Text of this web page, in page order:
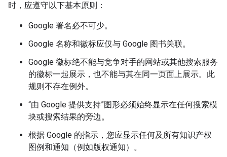
时，应遵守以下基本原则：
Google 署名必不可少。
Google 名称和徽标应仅与 Google 图书关联。
Google 徽标绝不能与竞争对手的网站或其他搜索服务
的徽标一起展示，也不能与其在同一页面上展示。此
规则不存在例外。
“由 Google 提供支持”图形必须始终显示在任何搜索模
块或搜索结果的旁边。
根据 Google 的指示，您应显示任何及所有知识产权
图例和通知（例如版权通知）。